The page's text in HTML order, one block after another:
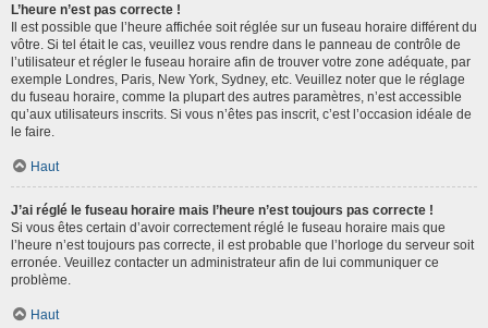
L’heure n’est pas correcte !
Il est possible que l’heure affichée soit réglée sur un fuseau horaire différent du
vôtre. Si tel était le cas, veuillez vous rendre dans le panneau de contrôle de
l’utilisateur et régler le fuseau horaire afin de trouver votre zone adéquate, par
exemple Londres, Paris, New York, Sydney, etc. Veuillez noter que le réglage
du fuseau horaire, comme la plupart des autres paramètres, n’est accessible
qu’aux utilisateurs inscrits. Si vous n’êtes pas inscrit, c’est l’occasion idéale de
le faire.
Haut
J’ai réglé le fuseau horaire mais l’heure n’est toujours pas correcte !
Si vous êtes certain d’avoir correctement réglé le fuseau horaire mais que
l’heure n’est toujours pas correcte, il est probable que l’horloge du serveur soit
erronée. Veuillez contacter un administrateur afin de lui communiquer ce
problème.
Haut